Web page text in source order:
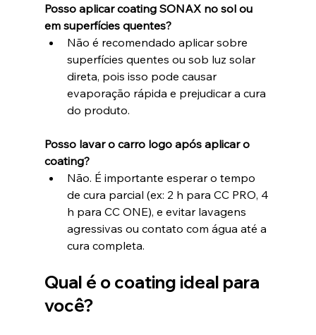
Posso aplicar coating SONAX no sol ou
em superfícies quentes?
Não é recomendado aplicar sobre
superfícies quentes ou sob luz solar
direta, pois isso pode causar
evaporação rápida e prejudicar a cura
do produto.
Posso lavar o carro logo após aplicar o
coating?
Não. É importante esperar o tempo
de cura parcial (ex: 2 h para CC PRO, 4
h para CC ONE), e evitar lavagens
agressivas ou contato com água até a
cura completa.
Qual é o coating ideal para
você?